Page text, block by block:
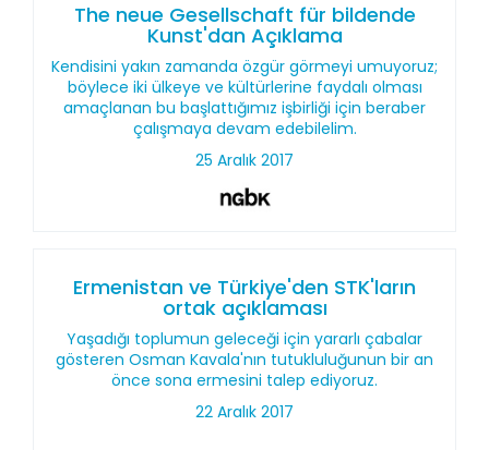
The neue Gesellschaft für bildende
Kunst'dan Açıklama
Kendisini yakın zamanda özgür görmeyi umuyoruz;
böylece iki ülkeye ve kültürlerine faydalı olması
amaçlanan bu başlattığımız işbirliği için beraber
çalışmaya devam edebilelim.
25 Aralık 2017
Ermenistan ve Türkiye'den STK'ların
ortak açıklaması
Yaşadığı toplumun geleceği için yararlı çabalar
gösteren Osman Kavala'nın tutukluluğunun bir an
önce sona ermesini talep ediyoruz.
22 Aralık 2017